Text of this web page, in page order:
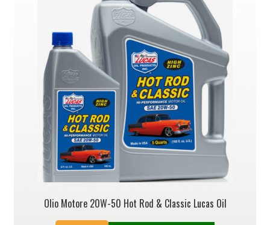
Olio Motore 20W-50 Hot Rod & Classic Lucas Oil